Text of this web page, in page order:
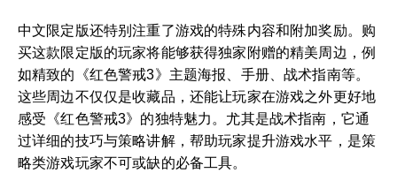
中文限定版还特别注重了游戏的特殊内容和附加奖励。购
买这款限定版的玩家将能够获得独家附赠的精美周边，例
如精致的《红色警戒3》主题海报、手册、战术指南等。
这些周边不仅仅是收藏品，还能让玩家在游戏之外更好地
感受《红色警戒3》的独特魅力。尤其是战术指南，它通
过详细的技巧与策略讲解，帮助玩家提升游戏水平，是策
略类游戏玩家不可或缺的必备工具。